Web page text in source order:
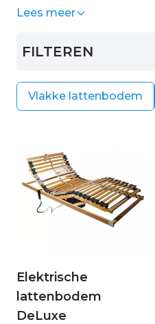
elektrische bodem
een zachtere
Lees meer
FILTEREN
Vlakke lattenbodem
Elektrische
lattenbodem
DeLuxe